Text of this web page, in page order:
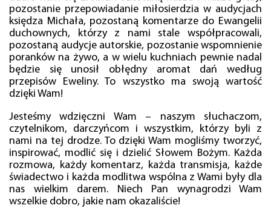
pozostanie przepowiadanie miłosierdzia w audycjach
księdza Michała, pozostaną komentarze do Ewangelii
duchownych, którzy z nami stale współpracowali,
pozostaną audycje autorskie, pozostanie wspomnienie
poranków na żywo, a w wielu kuchniach pewnie nadal
będzie się unosił obłędny aromat dań według
przepisów Eweliny. To wszystko ma swoją wartość
dzięki Wam!
Jesteśmy wdzięczni Wam – naszym słuchaczom,
czytelnikom, darczyńcom i wszystkim, którzy byli z
nami na tej drodze. To dzięki Wam mogliśmy tworzyć,
inspirować, modlić się i dzielić Słowem Bożym. Każda
rozmowa, każdy komentarz, każda transmisja, każde
świadectwo i każda modlitwa wspólna z Wami były dla
nas wielkim darem. Niech Pan wynagrodzi Wam
wszelkie dobro, jakie nam okazaliście!